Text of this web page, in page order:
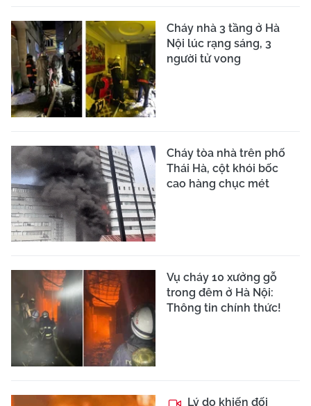
Cháy nhà 3 tầng ở Hà
Nội lúc rạng sáng, 3
người tử vong
Cháy tòa nhà trên phố
Thái Hà, cột khói bốc
cao hàng chục mét
Vụ cháy 10 xưởng gỗ
trong đêm ở Hà Nội:
Thông tin chính thức!
Lý do khiến đối